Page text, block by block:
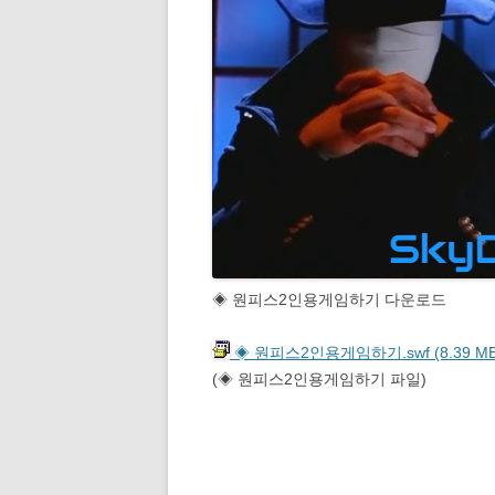
◈ 원피스2인용게임하기 다운로드
◈ 원피스2인용게임하기.swf (8.39
(◈ 원피스2인용게임하기 파일)